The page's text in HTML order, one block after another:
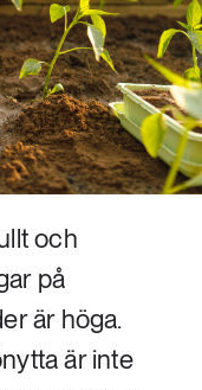
och
på
är höga.
är inte